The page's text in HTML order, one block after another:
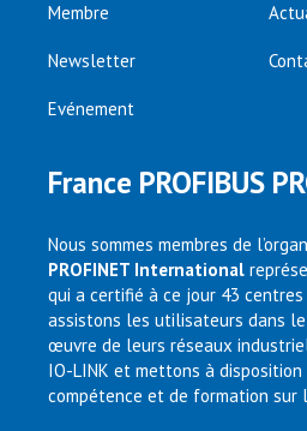
Membre
Newsletter
Evénement
France PROFIBUS
Nous sommes membres de
PROFINET International
qui a certifié à ce jour 43 centres
assistons les utilisateurs dans
œuvre de leurs réseaux industriels
IO-LINK et mettons à
compétence et de formation sur